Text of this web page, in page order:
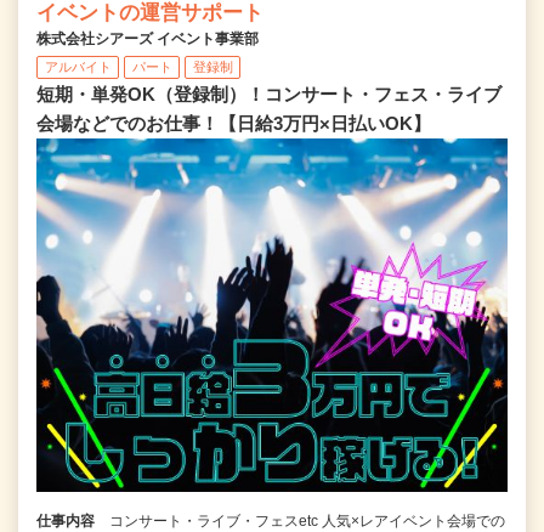
イベントの運営サポート
株式会社シアーズ イベント事業部
アルバイト パート 登録制
短期・単発OK（登録制）！コンサート・フェス・ライブ
会場などでのお仕事！【日給3万円×日払いOK】
仕事内容
コンサート・ライブ・フェスetc 人気×レアイベント会場での